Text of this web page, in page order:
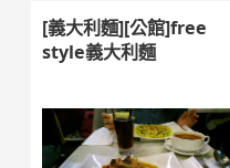
[義大利麵][公館]free
style義大利麵